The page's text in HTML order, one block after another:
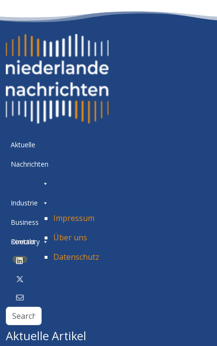
Aktuelle
Nachrichten
Industrie
Business
Directory
BETA
Kontakt
Impressum
Über uns
Datenschutz
Aktuelle Artikel